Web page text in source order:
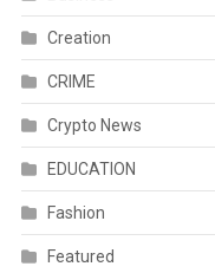
Creation
CRIME
Crypto News
EDUCATION
Fashion
Featured